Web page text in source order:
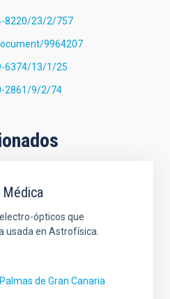
8220/23/2/757
9964207
6374/13/1/25
2861/9/2/74
Médica
ópticos que
usada en Astrofísica.
de Gran Canaria